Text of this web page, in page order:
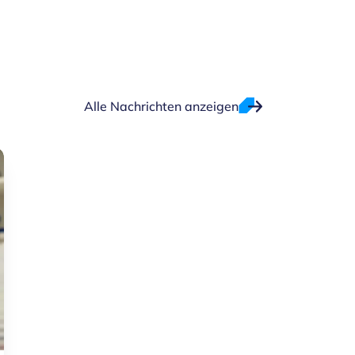
Alle Nachrichten anzeigen